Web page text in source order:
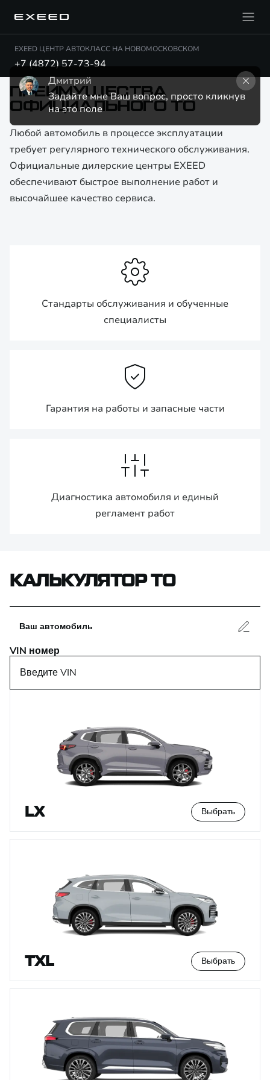
EXEED ЦЕНТР АВТОКЛАСС НА НОВОМОСКОВСКОМ
+7 (4872) 57-73-94
ПРЕИМУЩЕСТВА
ОФИЦИАЛЬНОГО ТО
Любой автомобиль в процессе эксплуатации
требует регулярного технического обслуживания.
Официальные дилерские центры EXEED
обеспечивают быстрое выполнение работ и
высочайшее качество сервиса.
Стандарты обслуживания и обученные
специалисты
Гарантия на работы и запасные части
Диагностика автомобиля и единый
регламент работ
КАЛЬКУЛЯТОР ТО
Ваш автомобиль
VIN номер
LX Выбрать
TXL Выбрать
Дмитрий
Задайте мне Ваш вопрос, просто кликнув
на это поле